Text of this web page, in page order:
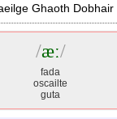
Ghaoth Dobhair
/æː/
fada
oscailte
guta